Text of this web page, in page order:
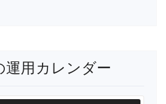
運用カレンダー